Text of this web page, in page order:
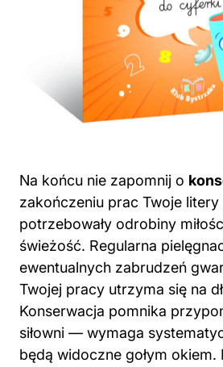
Na końcu nie zapomnij o
zakończeniu prac Twoje litery
potrzebowały odrobiny
świeżość. Regularna
ewentualnych zabrudzeń
Twojej pracy utrzyma się na
Konserwacja pomnika
siłowni — wymaga
będą widoczne gołym okiem.